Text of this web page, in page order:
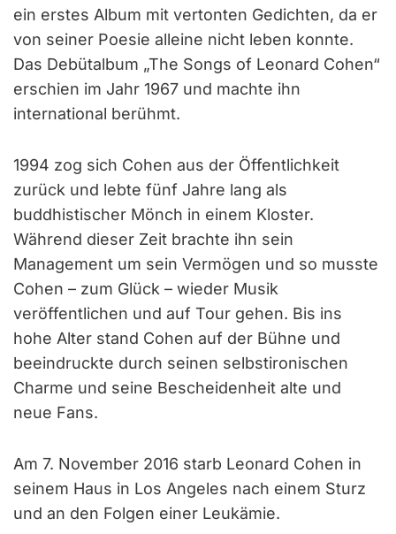
ein erstes Album mit vertonten Gedichten, da er
von seiner Poesie alleine nicht leben konnte.
Das Debütalbum „The Songs of Leonard Cohen“
erschien im Jahr 1967 und machte ihn
international berühmt.
1994 zog sich Cohen aus der Öffentlichkeit
zurück und lebte fünf Jahre lang als
buddhistischer Mönch in einem Kloster.
Während dieser Zeit brachte ihn sein
Management um sein Vermögen und so musste
Cohen – zum Glück – wieder Musik
veröffentlichen und auf Tour gehen. Bis ins
hohe Alter stand Cohen auf der Bühne und
beeindruckte durch seinen selbstironischen
Charme und seine Bescheidenheit alte und
neue Fans.
Am 7. November 2016 starb Leonard Cohen in
seinem Haus in Los Angeles nach einem Sturz
und an den Folgen einer Leukämie.